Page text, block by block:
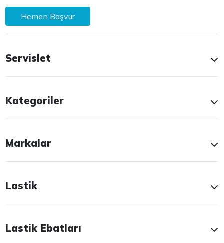
Hemen Başvur
Servislet
Kategoriler
Markalar
Lastik
Lastik Ebatları